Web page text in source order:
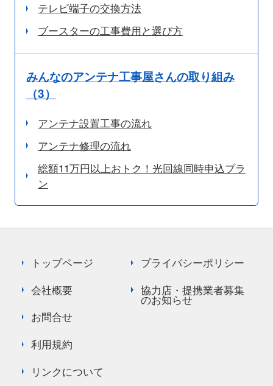
テレビ端子の交換方法
ブースターの工事費用と選び方
みんなのアンテナ工事屋さんの取り組み
（3）
アンテナ設置工事の流れ
アンテナ修理の流れ
総額11万円以上おトク！光回線同時申込プラ
ン
トップページ
会社概要
お問合せ
利用規約
リンクについて
プライバシーポリシー
協力店・提携業者募集
のお知らせ